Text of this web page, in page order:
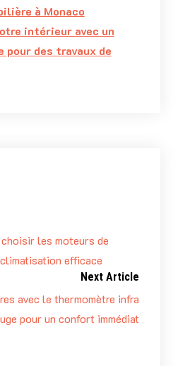
à Monaco
intérieur avec un
des travaux de
les moteurs de
efficace
Next Article
avec le thermomètre infra
pour un confort immédiat